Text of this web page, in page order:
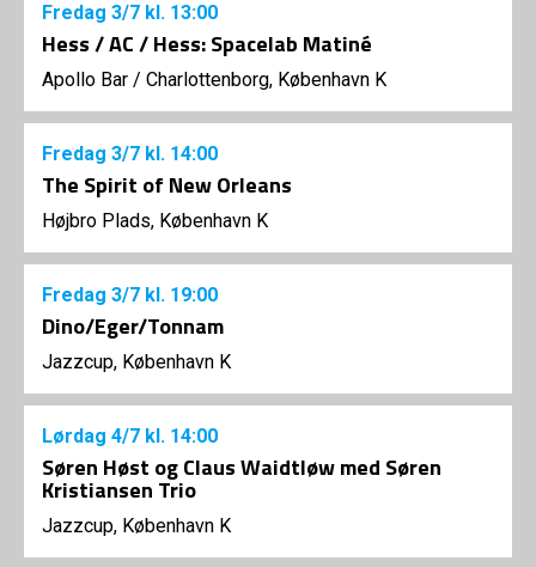
Fredag 3/7 kl. 13:00
Hess / AC / Hess: Spacelab Matiné
Apollo Bar / Charlottenborg, København K
Fredag 3/7 kl. 14:00
The Spirit of New Orleans
Højbro Plads, København K
Fredag 3/7 kl. 19:00
Dino/Eger/Tonnam
Jazzcup, København K
Lørdag 4/7 kl. 14:00
Søren Høst og Claus Waidtløw med Søren
Kristiansen Trio
Jazzcup, København K